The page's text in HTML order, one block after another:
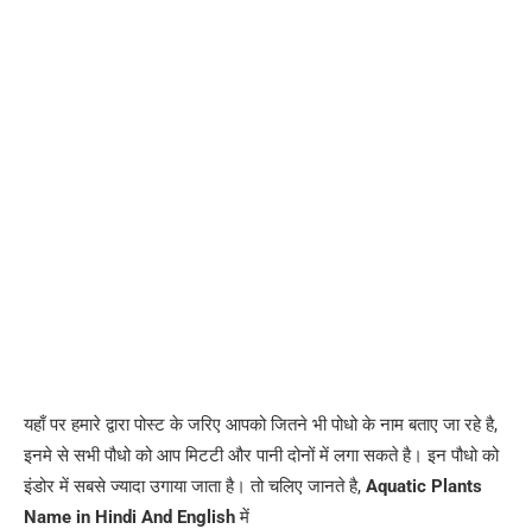
यहाँ पर हमारे द्वारा पोस्ट के जरिए आपको जितने भी पोधो के नाम बताए जा रहे है,
इनमे से सभी पौधो को आप मिटटी और पानी दोनों में लगा सकते है। इन पौधो को
इंडोर में सबसे ज्यादा उगाया जाता है। तो चलिए जानते है, Aquatic Plants
Name in Hindi And Englishमें